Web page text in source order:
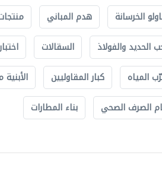
الخرسانة هدم المباني
الحديد والفولاذ
السقالات
المياه
كبار المقاوليين
الصرف الصحي
بناء المطارات